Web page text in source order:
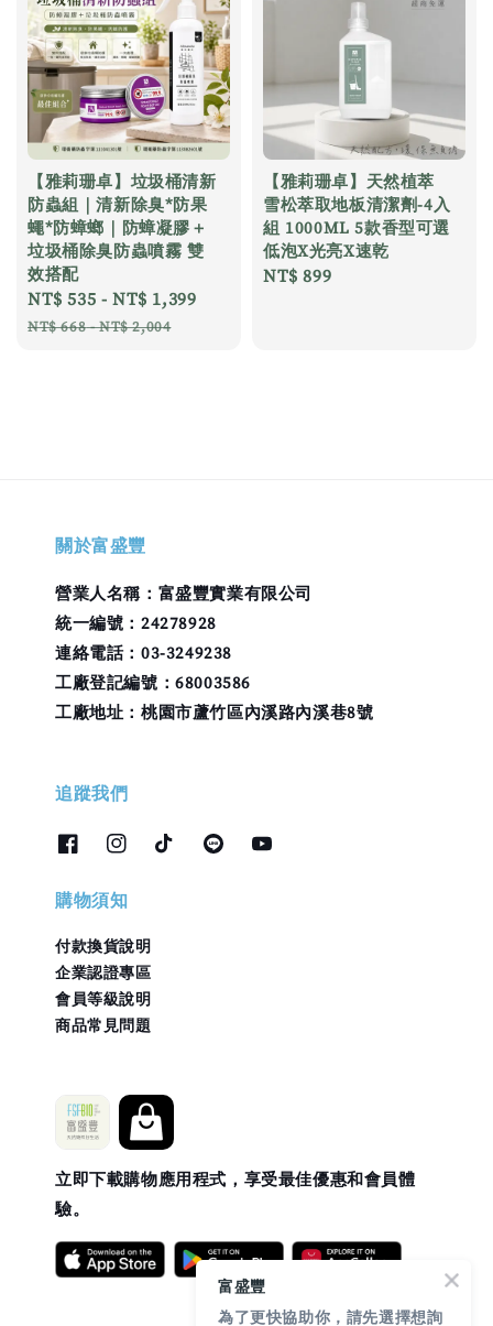
【雅莉珊卓】垃圾桶清新
防蟲組｜清新除臭*防果
蠅*防蟑螂｜防蟑凝膠＋
垃圾桶除臭防蟲噴霧 雙
效搭配
Sale
price
NT$ 535 -NT$ 1,399
NT$ 668-NT$ 2,004
【雅莉珊卓】天然植萃
雪松萃取地板清潔劑-4入
組 1000ML 5款香型可選
低泡X光亮X速乾
Regular
NT$ 899
關於富盛豐
營業人名稱：富盛豐實業有限公司
統一編號：24278928
連絡電話：03-3249238
工廠登記編號：68003586
工廠地址：桃園市蘆竹區內溪路內溪巷8號
追蹤我們
購物須知
付款換貨說明
企業認證專區
會員等級說明
商品常見問題
立即下載購物應用程式，享受最佳優惠和會員體
驗。
富盛豐
為了更快協助你，請先選擇想詢